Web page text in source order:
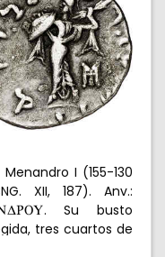
I (155-130
XII, 187). Anv.:
. Su busto
tres cuartos de